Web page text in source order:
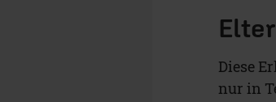
Diese
nur in